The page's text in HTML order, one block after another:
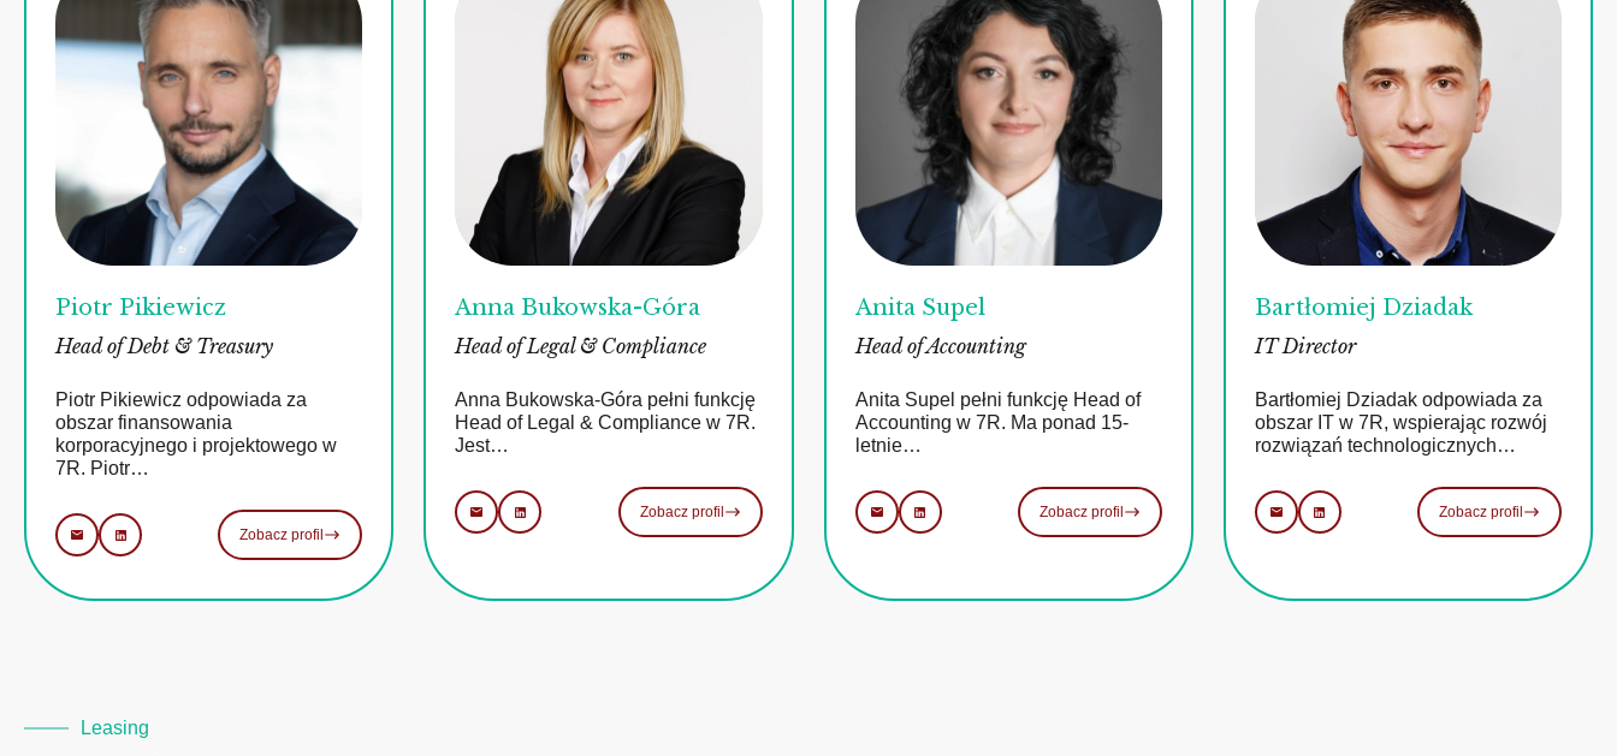
Piotr Pikiewicz
Head of Debt & Treasury
Piotr Pikiewicz odpowiada za
obszar finansowania
korporacyjnego i projektowego w
7R. Piotr…
Zobacz profil
Anna Bukowska-Góra
Head of Legal & Compliance
Anna Bukowska-Góra pełni funkcję
Head of Legal & Compliance w 7R.
Jest…
Zobacz profil
Anita Supel
Head of Accounting
Anita Supel pełni funkcję Head of
Accounting w 7R. Ma ponad 15-
letnie…
Zobacz profil
Bartłomiej Dziadak
IT Director
Bartłomiej Dziadak odpowiada za
obszar IT w 7R, wspierając rozwój
rozwiązań technologicznych…
Zobacz profil
Leasing